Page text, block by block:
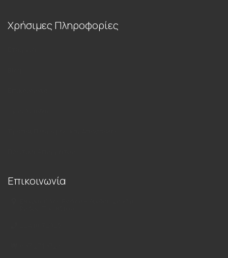
Χρήσιμες Πληροφορίες
Επικοινωνία